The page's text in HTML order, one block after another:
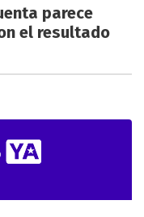
parece
el resultado